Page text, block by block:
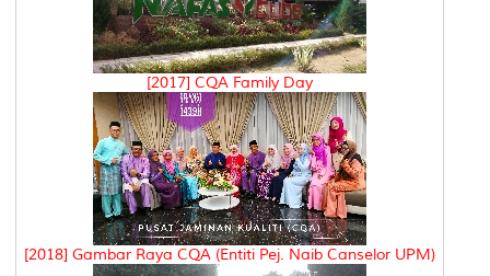
[2017] CQA Family Day
[2018] Gambar Raya CQA (Entiti Pej. Naib Canselor UPM)